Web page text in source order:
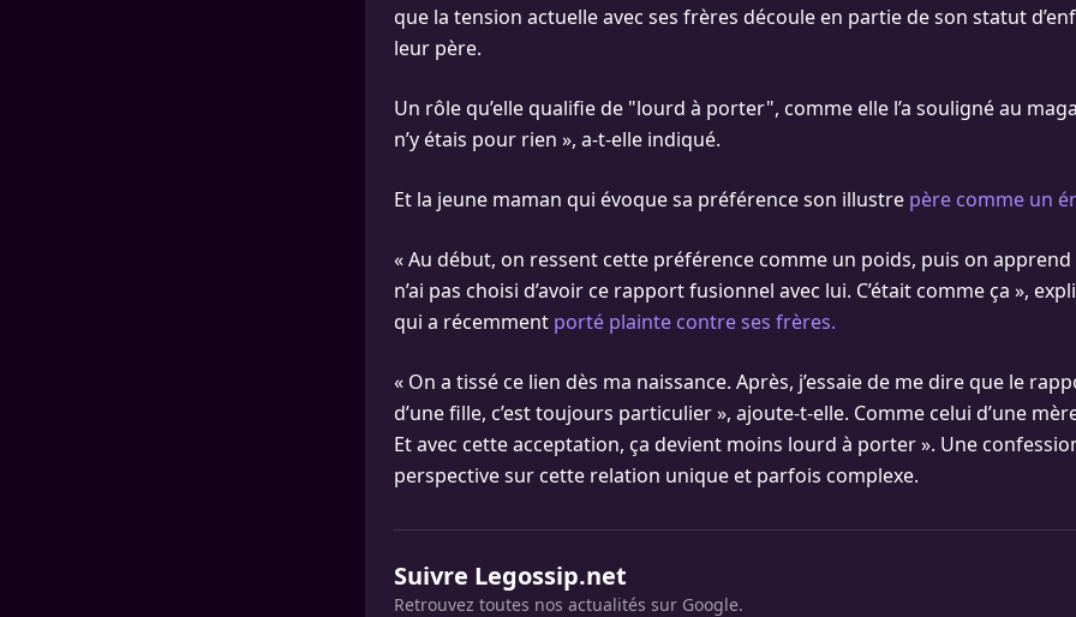
que la tension actuelle avec ses frères découle en partie de son statut
leur père.
Un rôle qu’elle qualifie de "lourd à porter", comme elle l’a souligné au
n’y étais pour rien », a-t-elle indiqué.
Et la jeune maman qui évoque sa préférence son illustre père comme un
« Au début, on ressent cette préférence comme un poids, puis on apprend
n’ai pas choisi d’avoir ce rapport fusionnel avec lui. C’était comme ça »,
qui a récemment porté plainte contre ses frères.
« On a tissé ce lien dès ma naissance. Après, j’essaie de me dire que le
d’une fille, c’est toujours particulier », ajoute-t-elle. Comme celui d’une
Et avec cette acceptation, ça devient moins lourd à porter ». Une
perspective sur cette relation unique et parfois complexe.
Suivre Legossip.net
Retrouvez toutes nos actualités sur Google.